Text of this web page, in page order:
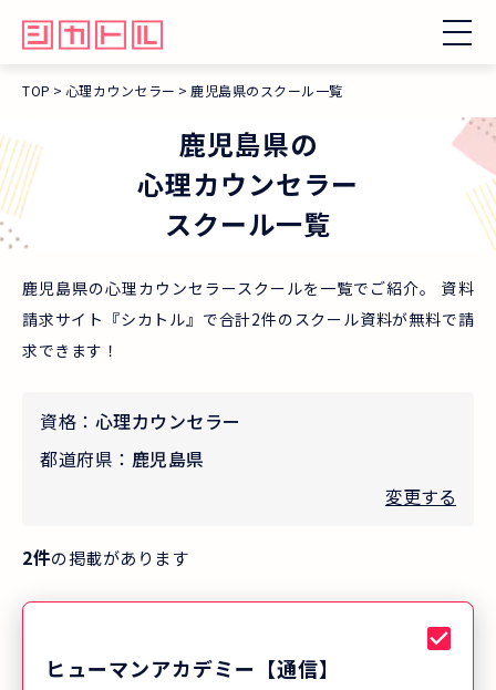
TOP 心理カウンセラー 鹿児島県のスクール一覧
鹿児島県の
心理カウンセラー
スクール一覧
鹿児島県の心理カウンセラースクールを一覧でご紹介。 資料
請求サイト『シカトル』で合計2件のスクール資料が無料で請
求できます！
資格： 心理カウンセラー
都道府県： 鹿児島県
変更する
2件の掲載があります
ヒューマンアカデミー【通信】